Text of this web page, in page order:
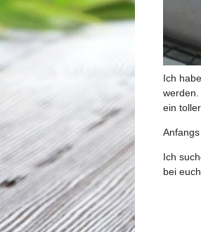
Ich
ein
Ich
bei